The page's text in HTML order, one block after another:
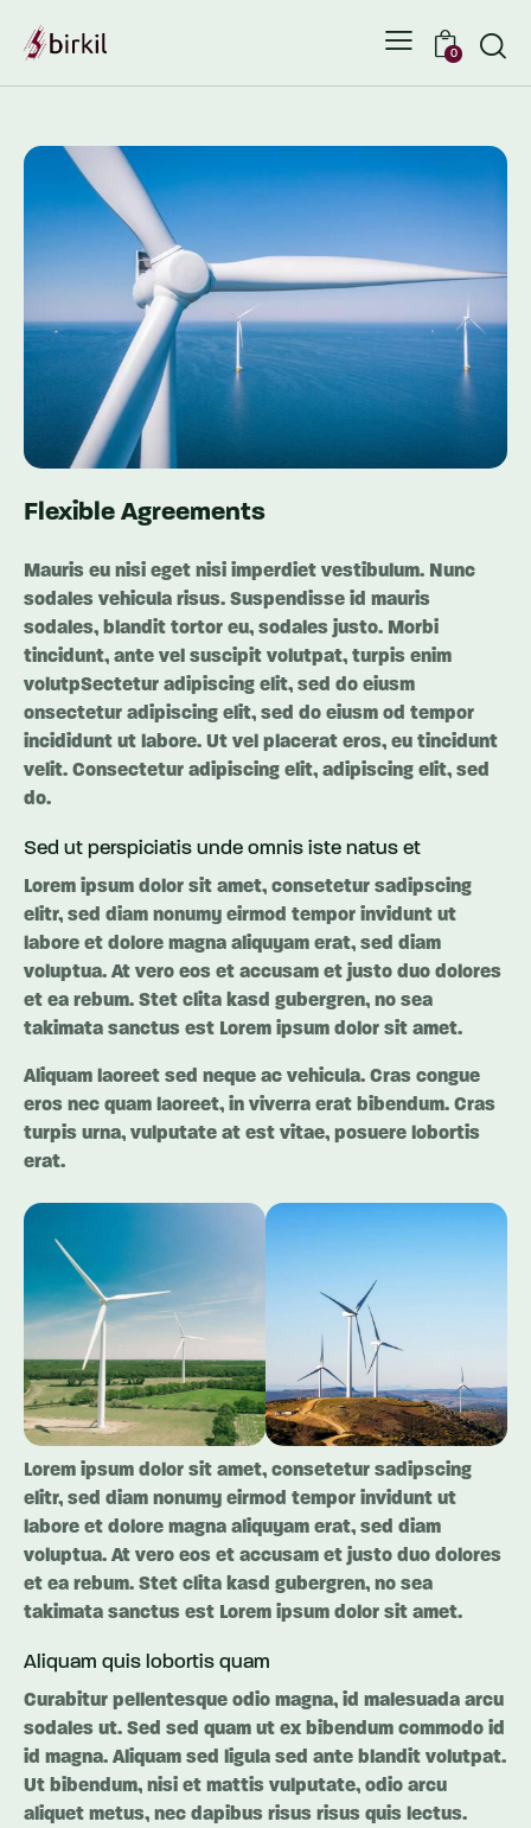
0
Flexible Agreements
Mauris eu nisi eget nisi imperdiet vestibulum. Nunc
sodales vehicula risus. Suspendisse id mauris
sodales, blandit tortor eu, sodales justo. Morbi
tincidunt, ante vel suscipit volutpat, turpis enim
volutpSectetur adipiscing elit, sed do eiusm
onsectetur adipiscing elit, sed do eiusm od tempor
incididunt ut labore. Ut vel placerat eros, eu tincidunt
velit. Consectetur adipiscing elit, adipiscing elit, sed
do.
Sed ut perspiciatis unde omnis iste natus et
Lorem ipsum dolor sit amet, consetetur sadipscing
elitr, sed diam nonumy eirmod tempor invidunt ut
labore et dolore magna aliquyam erat, sed diam
voluptua. At vero eos et accusam et justo duo dolores
et ea rebum. Stet clita kasd gubergren, no sea
takimata sanctus est Lorem ipsum dolor sit amet.
Aliquam laoreet sed neque ac vehicula. Cras congue
eros nec quam laoreet, in viverra erat bibendum. Cras
turpis urna, vulputate at est vitae, posuere lobortis
erat.
Lorem ipsum dolor sit amet, consetetur sadipscing
elitr, sed diam nonumy eirmod tempor invidunt ut
labore et dolore magna aliquyam erat, sed diam
voluptua. At vero eos et accusam et justo duo dolores
et ea rebum. Stet clita kasd gubergren, no sea
takimata sanctus est Lorem ipsum dolor sit amet.
Aliquam quis lobortis quam
Curabitur pellentesque odio magna, id malesuada arcu
sodales ut. Sed sed quam ut ex bibendum commodo id
id magna. Aliquam sed ligula sed ante blandit volutpat.
Ut bibendum, nisi et mattis vulputate, odio arcu
aliquet metus, nec dapibus risus risus quis lectus.